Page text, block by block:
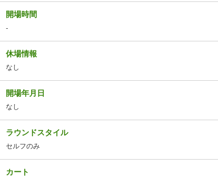
開場時間
-
休場情報
なし
開場年月日
なし
ラウンドスタイル
セルフのみ
カート